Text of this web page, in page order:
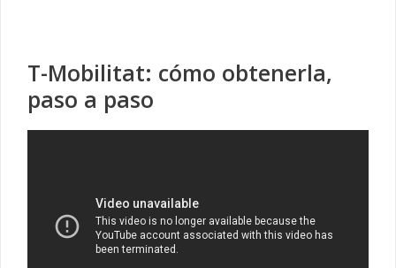
T-Mobilitat: cómo obtenerla,
paso a paso